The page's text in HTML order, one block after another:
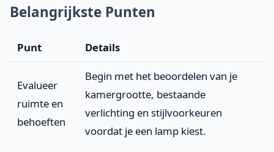
Belangrijkste Punten
Punt Details
Evalueer
ruimte en
behoeften
Begin met het beoordelen van je
kamergrootte, bestaande
verlichting en stijlvoorkeuren
voordat je een lamp kiest.